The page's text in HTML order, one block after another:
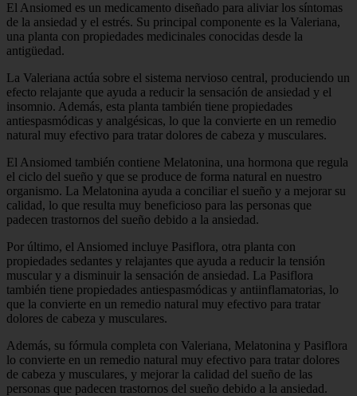
El Ansiomed es un medicamento diseñado para aliviar los síntomas
de la ansiedad y el estrés. Su principal componente es la Valeriana,
una planta con propiedades medicinales conocidas desde la
antigüedad.
La Valeriana actúa sobre el sistema nervioso central, produciendo un
efecto relajante que ayuda a reducir la sensación de ansiedad y el
insomnio. Además, esta planta también tiene propiedades
antiespasmódicas y analgésicas, lo que la convierte en un remedio
natural muy efectivo para tratar dolores de cabeza y musculares.
El Ansiomed también contiene Melatonina, una hormona que regula
el ciclo del sueño y que se produce de forma natural en nuestro
organismo. La Melatonina ayuda a conciliar el sueño y a mejorar su
calidad, lo que resulta muy beneficioso para las personas que
padecen trastornos del sueño debido a la ansiedad.
Por último, el Ansiomed incluye Pasiflora, otra planta con
propiedades sedantes y relajantes que ayuda a reducir la tensión
muscular y a disminuir la sensación de ansiedad. La Pasiflora
también tiene propiedades antiespasmódicas y antiinflamatorias, lo
que la convierte en un remedio natural muy efectivo para tratar
dolores de cabeza y musculares.
Además, su fórmula completa con Valeriana, Melatonina y Pasiflora
lo convierte en un remedio natural muy efectivo para tratar dolores
de cabeza y musculares, y mejorar la calidad del sueño de las
personas que padecen trastornos del sueño debido a la ansiedad.